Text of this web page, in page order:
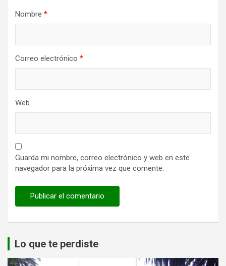
Nombre *
Correo electrónico *
Web
Guarda mi nombre, correo electrónico y web en este
navegador para la próxima vez que comente.
Lo que te perdiste